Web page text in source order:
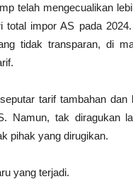
telah mengecualikan
impor AS pada
tidak transparan, di
tarif tambahan
Namun, tak diragukan
pihak yang dirugikan.
yang terjadi.